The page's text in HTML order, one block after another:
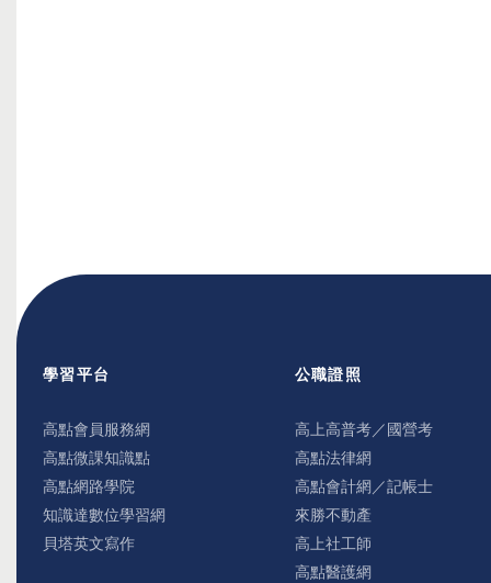
學習平台
高點會員服務網
高點微課知識點
高點網路學院
知識達數位學習網
貝塔英文寫作
公職證照
高上高普考／國營考
高點法律網
高點會計網／記帳士
來勝不動產
高上社工師
高點醫護網